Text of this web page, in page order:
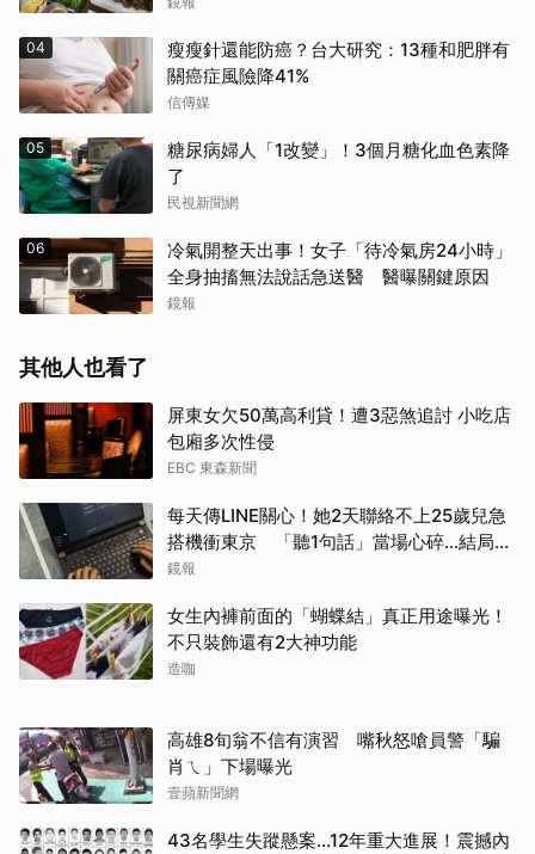
04
瘦瘦針還能防癌？台大研究：13種和肥胖有
關癌症風險降41%
信傳媒
05
糖尿病婦人「1改變」！3個月糖化血色素降
了
民視新聞網
06
冷氣開整天出事！女子「待冷氣房24小時」
全身抽搐無法說話急送醫 醫曝關鍵原因
鏡報
其他人也看了
屏東女欠50萬高利貸！遭3惡煞追討 小吃店
包廂多次性侵
EBC 東森新聞
每天傳LINE關心！她2天聯絡不上25歲兒急
搭機衝東京 「聽1句話」當場心碎...結局看
哭網
鏡報
女生內褲前面的「蝴蝶結」真正用途曝光！
不只裝飾還有2大神功能
造咖
高雄8旬翁不信有演習 嘴秋怒嗆員警「騙
肖ㄟ」下場曝光
壹蘋新聞網
43名學生失蹤懸案...12年重大進展！震撼內